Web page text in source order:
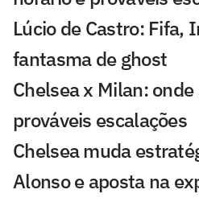
Lúcio de Castro: Fifa,
fantasma de ghost
Chelsea x Milan:
prováveis escalações
Chelsea muda
Alonso e aposta na